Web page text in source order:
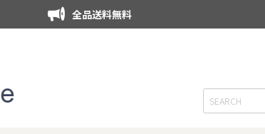
全品送料無料